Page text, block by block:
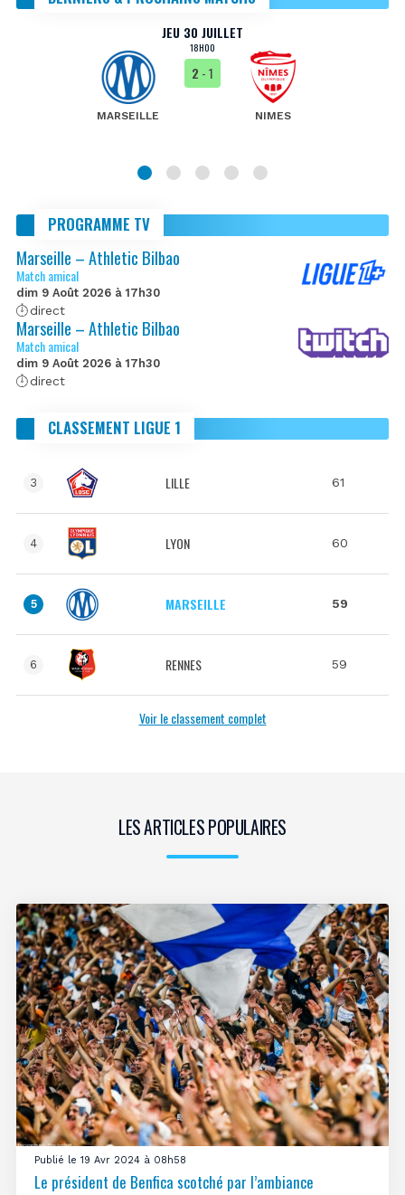
JEU 30 JUILLET
18H00
MARSEILLE
2 - 1
NIMES
PROGRAMME TV
Marseille – Athletic Bilbao
Match amical
dim 9 Août 2026 à 17h30
direct
Marseille – Athletic Bilbao
Match amical
dim 9 Août 2026 à 17h30
direct
CLASSEMENT LIGUE 1
3 LILLE 61
4 LYON 60
5 MARSEILLE 59
6 RENNES 59
Voir le classement complet
LES ARTICLES POPULAIRES
Publié le 19 Avr 2024 à 08h58
Le président de Benfica scotché par l’ambiance